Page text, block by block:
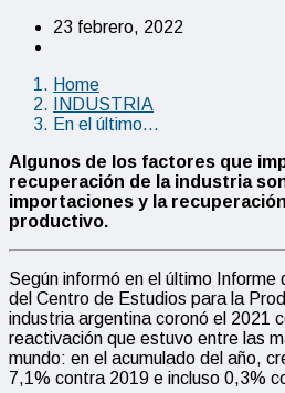
23 febrero, 2022
Home
INDUSTRIA
En el último…
Algunos de los factores que
recuperación de la industria
importaciones y la
productivo.
Según informó en el último
del Centro de Estudios para la
industria argentina coronó el 2021
reactivación que estuvo entre las
mundo: en el acumulado del año,
7,1% contra 2019 e incluso 0,3%